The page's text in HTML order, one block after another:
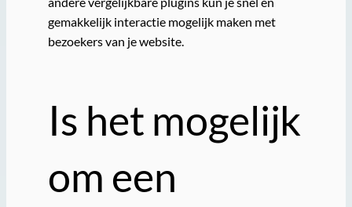
gemakkelijk interactie mogelijk maken met
bezoekers van je website.
Is het mogelijk
om een